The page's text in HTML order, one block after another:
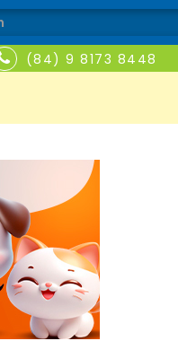
(84) 9 8173 8448